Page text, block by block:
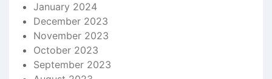
January 2024
December 2023
November 2023
October 2023
September 2023